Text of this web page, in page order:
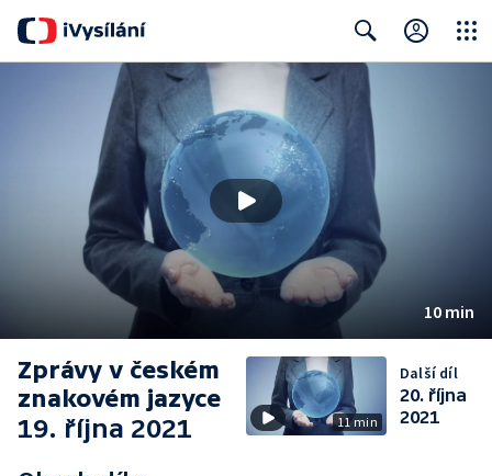
Search
10 min
Zprávy v českém
znakovém jazyce
19. října 2021 11 min
Další díl
20. října
2021